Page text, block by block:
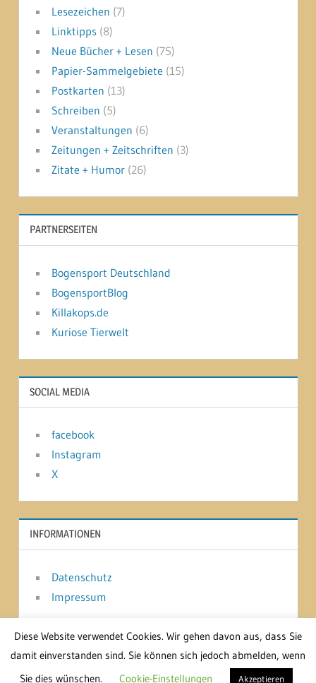
Lesezeichen (7)
Linktipps(8)
Neue Bücher + Lesen (75)
Papier-Sammelgebiete (15)
Postkarten (13)
Schreiben (5)
Veranstaltungen (6)
Zeitungen + Zeitschriften (3)
Zitate + Humor(26)
PARTNERSEITEN
Bogensport Deutschland
BogensportBlog
Killakops.de
Kuriose Tierwelt
SOCIAL MEDIA
facebook
Instagram
X
INFORMATIONEN
Datenschutz
Impressum
WordPress-Theme: Treville von ThemeZee.
Diese Website verwendet Cookies. Wir gehen davon aus, dass Sie
damit einverstanden sind. Sie können sich jedoch abmelden, wenn
Sie dies wünschen.
Cookie-Einstellungen Akzeptieren